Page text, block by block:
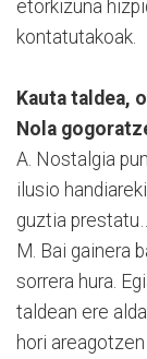
etorkizuna
kontatutakoak.
Kauta taldea,
Nola
A. Nostalgia
ilusio
guztia
M. Bai gainera
sorrera hura.
taldean ere
hori